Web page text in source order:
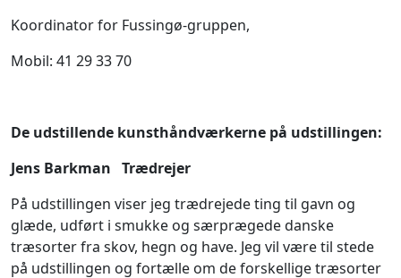
Koordinator for Fussingø-gruppen,
Mobil: 41 29 33 70
De udstillende kunsthåndværkerne på udstillingen:
Jens Barkman Trædrejer
På udstillingen viser jeg trædrejede ting til gavn og
glæde, udført i smukke og særprægede danske
træsorter fra skov, hegn og have. Jeg vil være til stede
på udstillingen og fortælle om de forskellige træsorter